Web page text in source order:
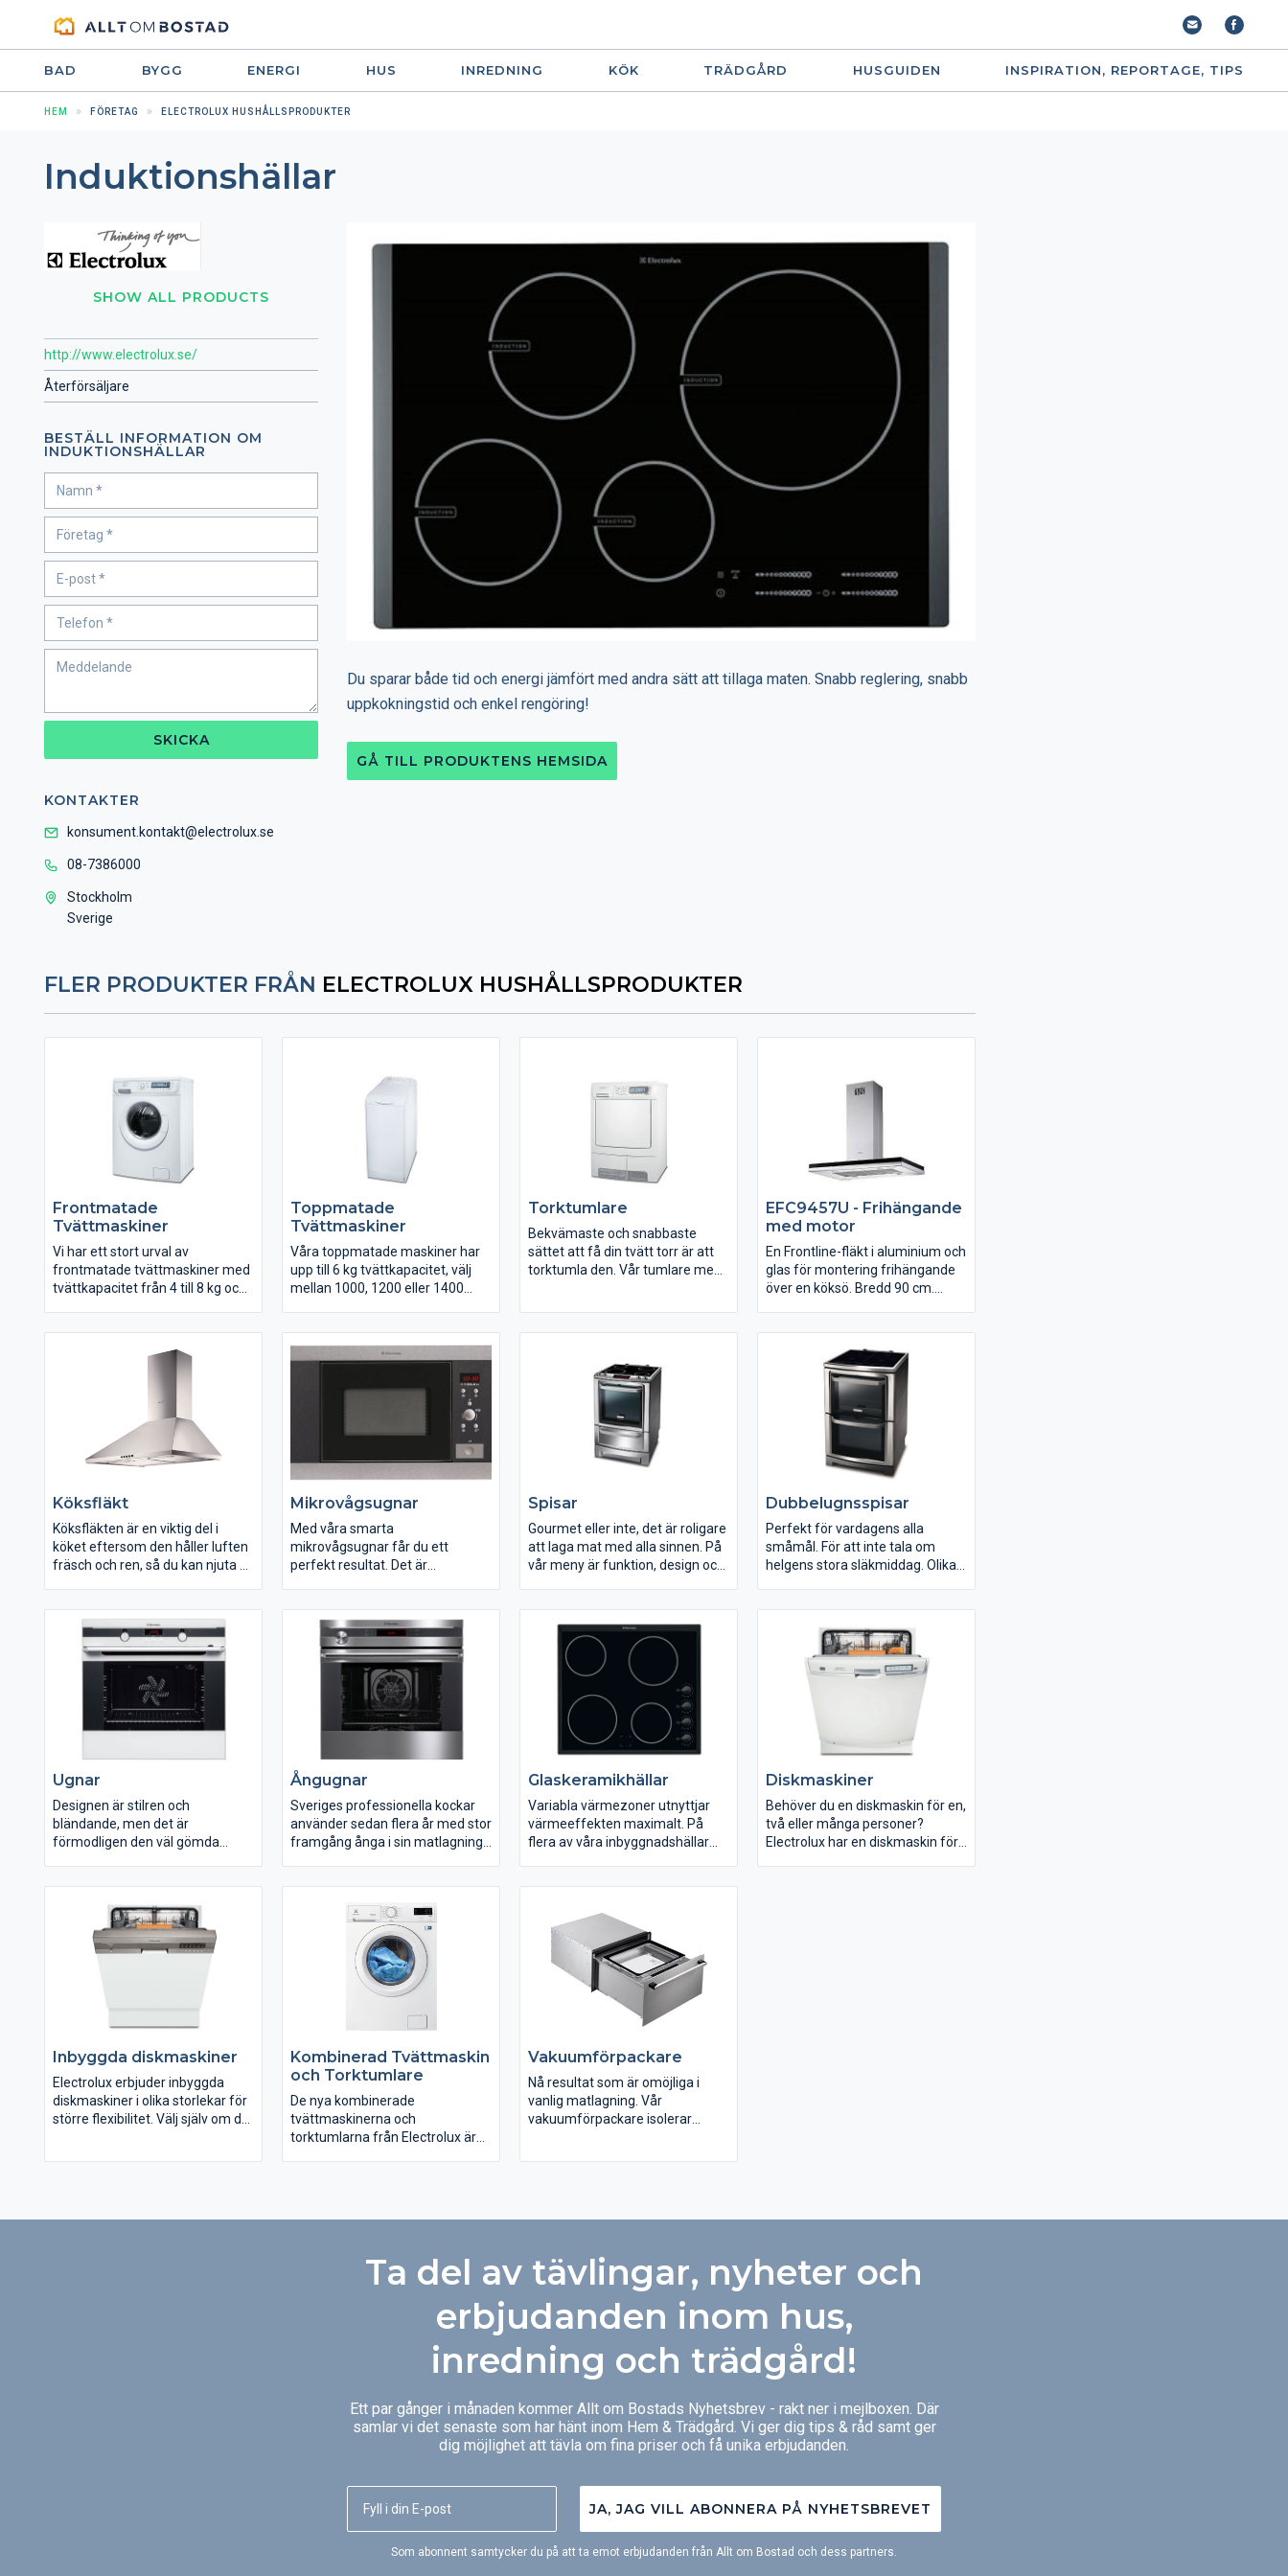
BAD BYGG ENERGI HUS INREDNING KÖK TRÄDGÅRD HUSGUIDEN INSPIRATION, REPORTAGE, TIPS
HEM FÖRETAG ELECTROLUX HUSHÅLLSPRODUKTER
Induktionshällar
SHOW ALL PRODUCTS
http://www.electrolux.se/
Återförsäljare
BESTÄLL INFORMATION OM
INDUKTIONSHÄLLAR
SKICKA
KONTAKTER
konsument.kontakt@electrolux.se
08-7386000
Stockholm
Sverige
Du sparar både tid och energi jämfört med andra sätt att tillaga maten. Snabb reglering, snabb
uppkokningstid och enkel rengöring!
GÅ TILL PRODUKTENS HEMSIDA
FLER PRODUKTER FRÅN ELECTROLUX HUSHÅLLSPRODUKTER
Frontmatade
Tvättmaskiner
Vi har ett stort urval av
frontmatade tvättmaskiner med
tvättkapacitet från 4 till 8 kg och
Toppmatade
Tvättmaskiner
Våra toppmatade maskiner har
upp till 6 kg tvättkapacitet, välj
mellan 1000, 1200 eller 1400
Torktumlare
Bekvämaste och snabbaste
sättet att få din tvätt torr är att
torktumla den. Vår tumlare med
Aid halveras stryktiden.
EFC9457U - Frihängande
med motor
En Frontline-fläkt i aluminium och
glas för montering frihängande
över en köksö. Bredd 90 cm.
samtliga lägen med automatisk
avstängning och ljudsignal.
Köksfläkt
Köksfläkten är en viktig del i
köket eftersom den håller luften
fräsch och ren, så du kan njuta av
design som matchar ditt kök.
Oavsett om den ska vara
centralpunkten i köket ovanför
en häll eller köksö eller diskret
inbyggd, har Electrolux ett stort
utbud av spisfläktar så du enkelt
hittar rätt stil för dig.
Mikrovågsugnar
Med våra smarta
mikrovågsugnar får du ett
perfekt resultat. Det är
Spisar
Gourmet eller inte, det är roligare
att laga mat med alla sinnen. På
vår meny är funktion, design och
spisgeneration lever upp till alla
individuella behov och smaker.
Dubbelugnsspisar
Perfekt för vardagens alla
småmål. För att inte tala om
helgens stora släkmiddag. Olika
Ugnar
Designen är stilren och
bländande, men det är
förmodligen den väl gömda
lågtemperaturstekning,
gratinering, pizza/pajläge och
välj mellan proffsigt rostfritt eller
Ångugnar
Sveriges professionella kockar
använder sedan flera år med stor
framgång ånga i sin matlagning
Glaskeramikhällar
Variabla värmezoner utnyttjar
värmeeffekten maximalt. På
flera av våra inbyggnadshällar
energiförbrukning.
Diskmaskiner
Behöver du en diskmaskin för en,
två eller många personer?
Electrolux har en diskmaskin för
Inbyggda diskmaskiner
Electrolux erbjuder inbyggda
diskmaskiner i olika storlekar för
större flexibilitet. Välj själv om du
Kombinerad Tvättmaskin
och Torktumlare
De nya kombinerade
tvättmaskinerna och
torktumlarna från Electrolux är
kan användas både för
uppfräschning och som
Vakuumförpackare
Nå resultat som är omöjliga i
vanlig matlagning. Vår
vakuumförpackare isolerar
Ta del av tävlingar, nyheter och
erbjudanden inom hus,
inredning och trädgård!
Ett par gånger i månaden kommer Allt om Bostads Nyhetsbrev - rakt ner i mejlboxen. Där
samlar vi det senaste som har hänt inom Hem & Trädgård. Vi ger dig tips & råd samt ger
dig möjlighet att tävla om fina priser och få unika erbjudanden.
JA, JAG VILL ABONNERA PÅ NYHETSBREVET
Som abonnent samtycker du på att ta emot erbjudanden från Allt om Bostad och dess partners.